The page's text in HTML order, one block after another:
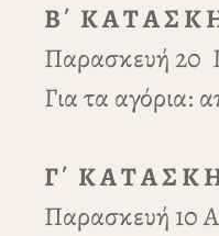
Β΄ Κ Α Τ Α Σ Κ
Παρασκευή 20
Για τα αγόρια:
Γ΄ Κ Α Τ Α Σ Κ
Παρασκευή 10